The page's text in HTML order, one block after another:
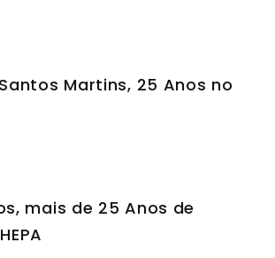
Martins, 25 Anos no
mais de 25 Anos de